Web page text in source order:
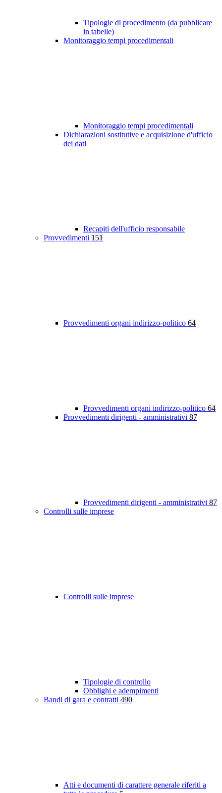
Tipologie di procedimento (da pubblicare
in tabelle)
Monitoraggio tempi procedimentali
Monitoraggio tempi procedimentali
Dichiarazioni sostitutive e acquisizione d'ufficio
dei dati
Recapiti dell'ufficio responsabile
Provvedimenti 151
Provvedimenti organi indirizzo-politico 64
Provvedimenti organi indirizzo-politico 64
Provvedimenti dirigenti - amministrativi 87
Provvedimenti dirigenti - amministrativi 87
Controlli sulle imprese
Controlli sulle imprese
Tipologie di controllo
Obblighi e adempimenti
Bandi di gara e contratti 490
Atti e documenti di carattere generale riferiti a